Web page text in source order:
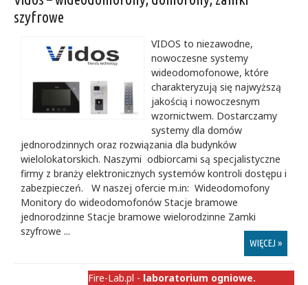
szyfrowe
VIDOS to niezawodne,
nowoczesne systemy
wideodomofonowe, które
charakteryzują się najwyższą
jakością i nowoczesnym
wzornictwem. Dostarczamy
systemy dla domów
jednorodzinnych oraz rozwiązania dla budynków
wielolokatorskich. Naszymi odbiorcami są specjalistyczne
firmy z branży elektronicznych systemów kontroli dostępu i
zabezpieczeń. W naszej ofercie m.in: Wideodomofony
Monitory do wideodomofonów Stacje bramowe
jednorodzinne Stacje bramowe wielorodzinne Zamki
szyfrowe ...
WIĘCEJ »
Fire-Lab.pl - laboratorium ogniowe.